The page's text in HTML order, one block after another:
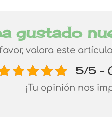
gustado
valora este
5/5 -
¡Tu opinión nos